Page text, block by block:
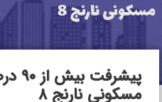
مسکونی نارنج ۸